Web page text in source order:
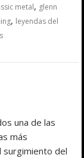
metal, glenn
, leyendas del
una de las
más
surgimiento del